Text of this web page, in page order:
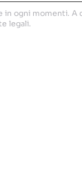
in ogni momenti. A
legali.